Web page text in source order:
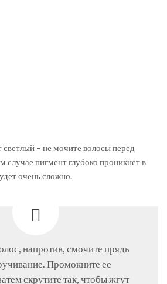
светлый – не мочите волосы перед
случае пигмент глубоко проникнет в
очень сложно.
напротив, смочите прядь
Промокните ее
скрутите так, чтобы жгут